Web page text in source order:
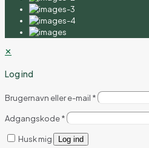
✕
Log ind
Brugernavn eller e-mail *
Adgangskode*
Husk mig Log ind